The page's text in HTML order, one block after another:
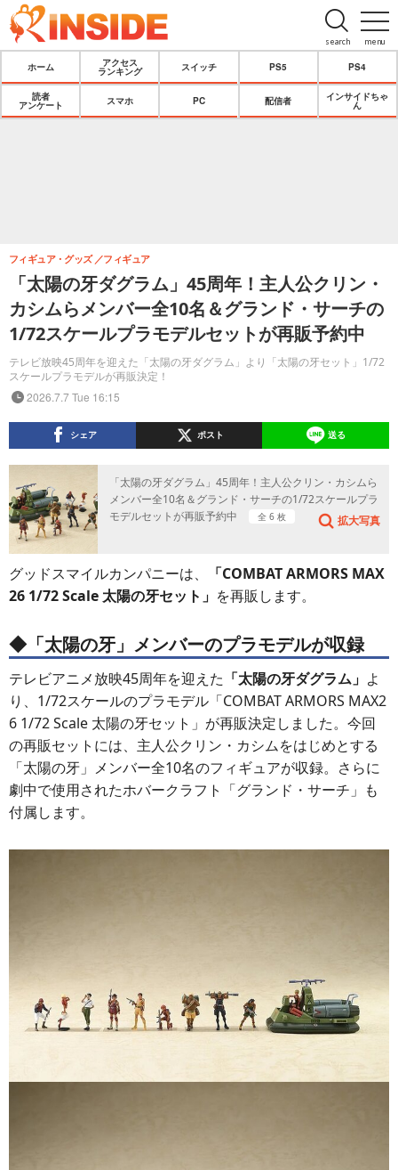
menu
search
ホーム
アクセス
ランキング
スイッチ PS5 PS4
読者
アンケート
スマホ PC 配信者
インサイドちゃ
ん
「太陽の牙ダグラム」45周年！主人公クリン・
カシムらメンバー全10名＆グランド・サーチの
1/72スケールプラモデルセットが再販予約中
テレビ放映45周年を迎えた「太陽の牙ダグラム」より「太陽の牙セット」1/72
スケールプラモデルが再販決定！
フィギュア・グッズ フィギュア
2026.7.7 Tue 16:15
シェア ポスト 送る
「太陽の牙ダグラム」45周年！主人公クリン・カシムら
メンバー全10名＆グランド・サーチの1/72スケールプラ
モデルセットが再販予約中
全 6 枚 拡大写真
グッドスマイルカンパニーは、
「COMBAT ARMORS MAX
26 1/72 Scale 太陽の牙セット」 を再販します。
◆「太陽の牙」メンバーのプラモデルが収録
テレビアニメ放映45周年を迎えた 「太陽の牙ダグラム」 よ
り、1/72スケールのプラモデル「COMBAT ARMORS MAX2
6 1/72 Scale 太陽の牙セット」が再販決定しました。今回
の再販セットには、主人公クリン・カシムをはじめとする
「太陽の牙」メンバー全10名のフィギュアが収録。さらに
劇中で使用されたホバークラフト「グランド・サーチ」も
付属します。